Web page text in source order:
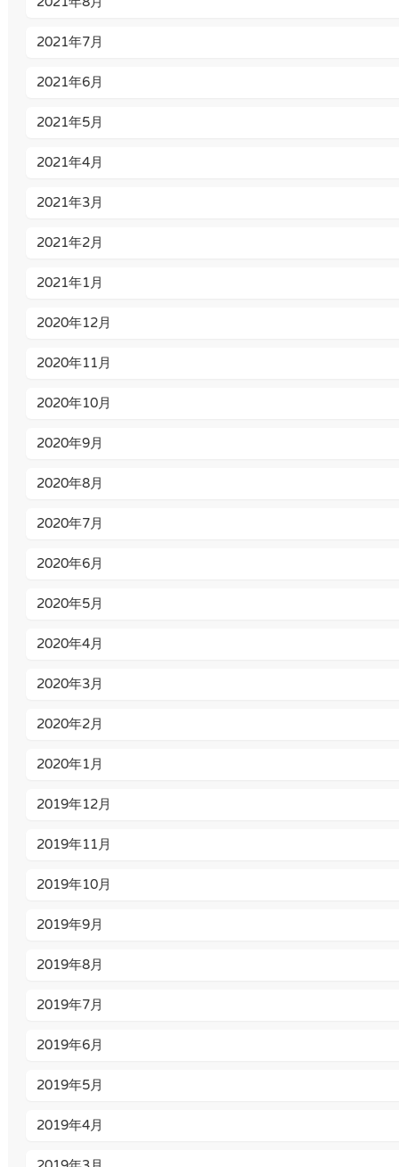
2021年7月
2021年6月
2021年5月
2021年4月
2021年3月
2021年2月
2021年1月
2020年12月
2020年11月
2020年10月
2020年9月
2020年8月
2020年7月
2020年6月
2020年5月
2020年4月
2020年3月
2020年2月
2020年1月
2019年12月
2019年11月
2019年10月
2019年9月
2019年8月
2019年7月
2019年6月
2019年5月
2019年4月